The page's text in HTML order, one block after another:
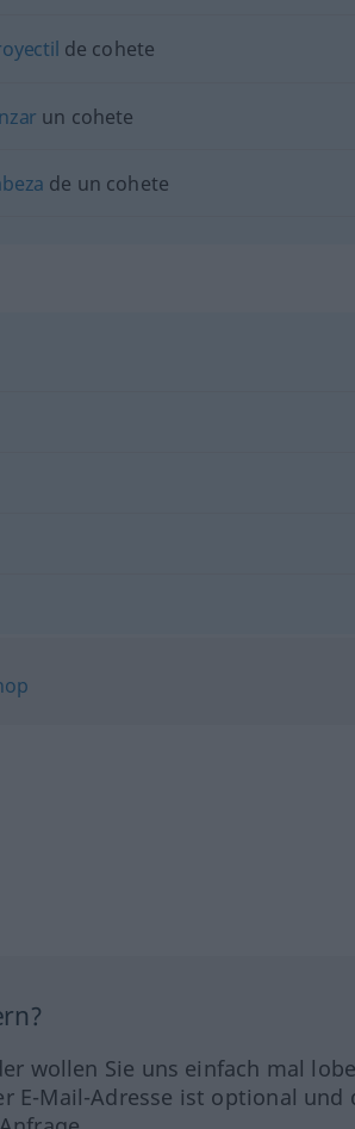
de cohete
un cohete
de un cohete
wollen Sie uns einfach mal
E-Mail-Adresse ist optional und